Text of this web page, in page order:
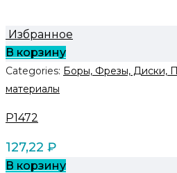
Избранное
В корзину
Categories: Боры, Фрезы, Диски,
материалы
P1472
127,22 ₽
В корзину